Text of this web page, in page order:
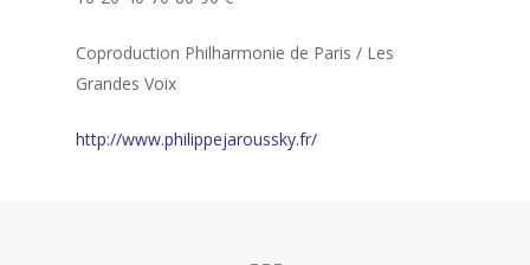
Coproduction Philharmonie de Paris / Les
Grandes Voix
http://www.philippejaroussky.fr/